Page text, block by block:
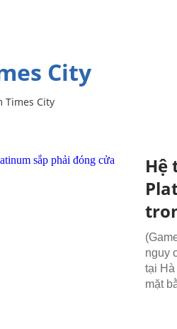
City
Times City
Hệ
nguy
tại
mặt